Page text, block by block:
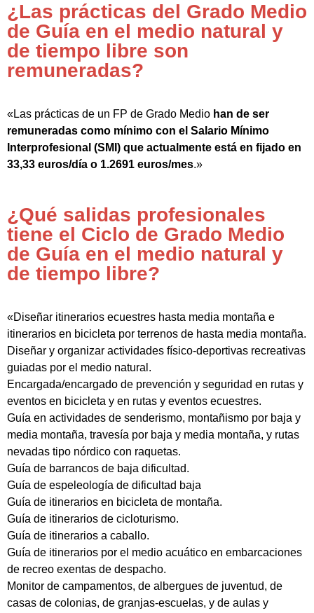
¿Las prácticas del Grado Medio
de Guía en el medio natural y
de tiempo libre son
remuneradas?
«Las prácticas de un FP de Grado Medio han de ser
remuneradas como mínimo con el Salario Mínimo
Interprofesional (SMI) que actualmente está en fijado en
33,33 euros/día o 1.2691 euros/mes.»
¿Qué salidas profesionales
tiene el Ciclo de Grado Medio
de Guía en el medio natural y
de tiempo libre?
«Diseñar itinerarios ecuestres hasta media montaña e
itinerarios en bicicleta por terrenos de hasta media montaña.
Diseñar y organizar actividades físico-deportivas recreativas
guiadas por el medio natural.
Encargada/encargado de prevención y seguridad en rutas y
eventos en bicicleta y en rutas y eventos ecuestres.
Guía en actividades de senderismo, montañismo por baja y
media montaña, travesía por baja y media montaña, y rutas
nevadas tipo nórdico con raquetas.
Guía de barrancos de baja dificultad.
Guía de espeleología de dificultad baja
Guía de itinerarios en bicicleta de montaña.
Guía de itinerarios de cicloturismo.
Guía de itinerarios a caballo.
Guía de itinerarios por el medio acuático en embarcaciones
de recreo exentas de despacho.
Monitor de campamentos, de albergues de juventud, de
casas de colonias, de granjas-escuelas, y de aulas y